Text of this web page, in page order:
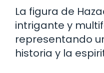
La figura de
intrigante y
representando
historia y la